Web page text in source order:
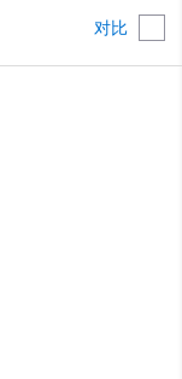
对比